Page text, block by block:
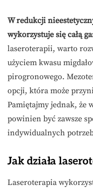
W redukcji
wykorzystuje się całą
laseroterapii, warto
użyciem kwasu
pirogronowego.
opcji, która może
Pamiętajmy jednak, że
powinien być zawsze
indywidualnych
Jak działa
Laseroterapia